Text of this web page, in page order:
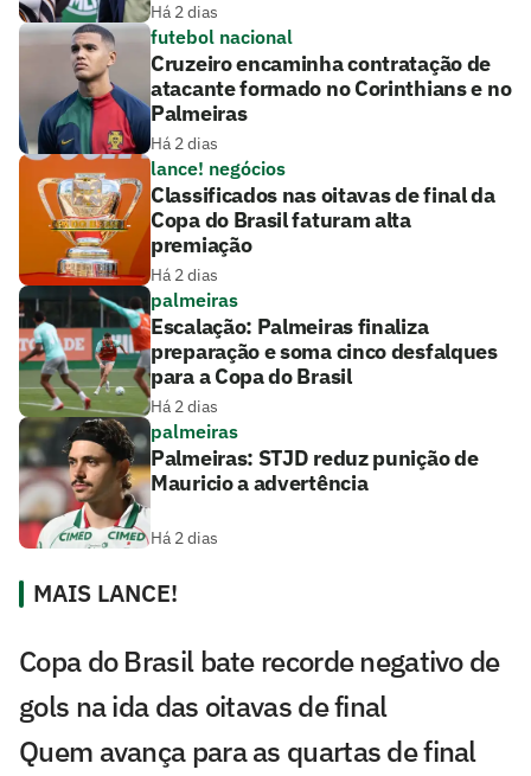
Há 2 dias
futebol nacional
Cruzeiro encaminha contratação de
atacante formado no Corinthians e no
Palmeiras
Há 2 dias
lance! negócios
Classificados nas oitavas de final da
Copa do Brasil faturam alta
premiação
Há 2 dias
palmeiras
Escalação: Palmeiras finaliza
preparação e soma cinco desfalques
para a Copa do Brasil
Há 2 dias
palmeiras
Palmeiras: STJD reduz punição de
Mauricio a advertência
Há 2 dias
MAIS LANCE!
Copa do Brasil bate recorde negativo de
gols na ida das oitavas de final
Quem avança para as quartas de final